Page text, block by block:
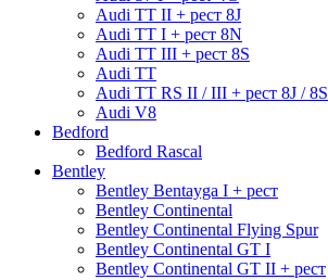
Audi TT II + рест 8J
Audi TT I + рест 8N
Audi TT III + рест 8S
Audi TT
Audi TT RS II / III + рест 8J / 8S
Audi V8
Bedford
Bedford Rascal
Bentley
Bentley Bentayga I + рест
Bentley Continental
Bentley Continental Flying Spur
Bentley Continental GT I
Bentley Continental GT II + рест